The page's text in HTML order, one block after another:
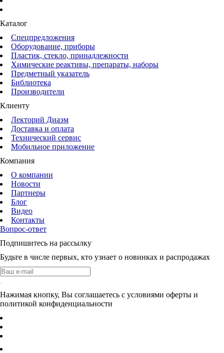
Каталог
Спецпредложения
Оборудование, приборы
Пластик, стекло, принадлежности
Химические реактивы, препараты, наборы
Предметный указатель
Библиотека
Производители
Клиенту
Лекторий Диаэм
Доставка и оплата
Технический сервис
Мобильное приложение
Компания
О компании
Новости
Партнеры
Блог
Видео
Контакты
Вопрос-ответ
Подпишитесь на рассылку
Будьте в числе первых, кто узнает о новинках и распродажах
Нажимая кнопку, Вы соглашаетесь с условиями оферты и
политикой конфиденциальности